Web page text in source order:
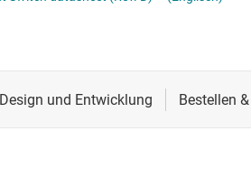
Schnittstelle